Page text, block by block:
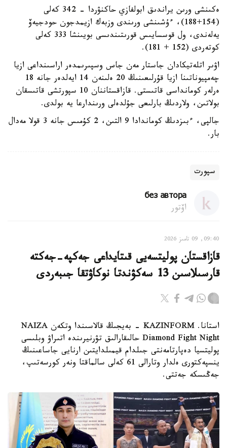
ەكىنشى ورىن يراندىق ابولفازي حاكنۋردا - 342 كەلى
(154+188)، ءۇشىنشى ورىندى وزبەك ازيمدجون حودجيەۆ
يەلەندى، ول قوسسايىس قورىتىندىسى بويىنشا 333 كەلى
كوتەردى (152 + 181).
اۋىر اتلەتيكادان جاستار مەن جاس وسپىرىمدەر اراسىنداعى ازيا
چەمپيوناتىنا ازيا قۇرلىعىنىڭ 20 ەلىنەن 14 ايەلدەر جانە 18
ەرلەر كومانداسى قاتىستى. قازاقستاننان 10 سپورتشى قاتىسقان
بولاتىن، ولاردىڭ بارلىعى جۇلدەلى ورىندارعا يە بولدى.
جالپى، ءبىزدىڭ كوماندادا 9 التىن، 2 كۇمىس جانە 3 قولا مەدال
بار.
سپورت
без автора
اۆتور
09:40, 09 تامىز 2026
قازاقستان پوليتسەيى قىتايداعى جەكپە-جەكتە
قارسىلاسىن 13 سەكۋندتا نوكاۋتقا جىبەردى
استانا. KAZINFORM - بەيجىڭ قالاسىندا وتكەن NAIZA
Diamond Fight Night حالىقارالىق تۋرنيرىندە اتىراۋ وبلىسى
پوليتسيا دەپارتامەنتى جىلدام قيمىلدايتىن ارنايى جاساعىنىڭ
ينسپەكتورى ەلدار وتارالى 61 كەلى سالماقتا ونەر كورسەتىپ،
جەڭىسكە جەتتى.